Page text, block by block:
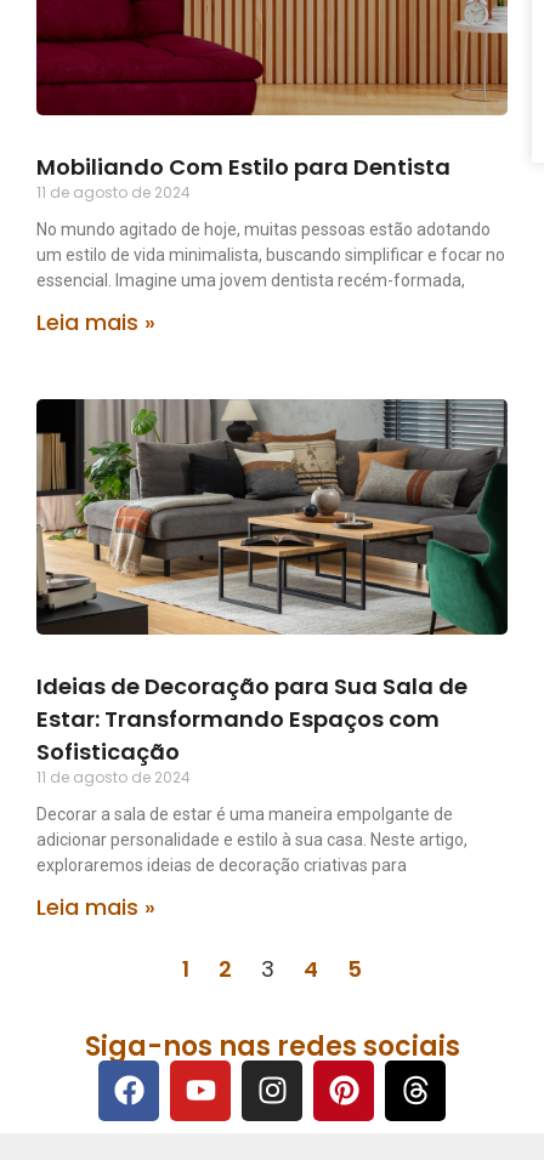
Mobiliando Com Estilo para Dentista
11 de agosto de 2024
No mundo agitado de hoje, muitas pessoas estão adotando
um estilo de vida minimalista, buscando simplificar e focar no
essencial. Imagine uma jovem dentista recém-formada,
Leia mais »
Ideias de Decoração para Sua Sala de
Estar: Transformando Espaços com
Sofisticação
11 de agosto de 2024
Decorar a sala de estar é uma maneira empolgante de
adicionar personalidade e estilo à sua casa. Neste artigo,
exploraremos ideias de decoração criativas para
Leia mais »
1 2 3 4 5
Siga-nos nas redes sociais